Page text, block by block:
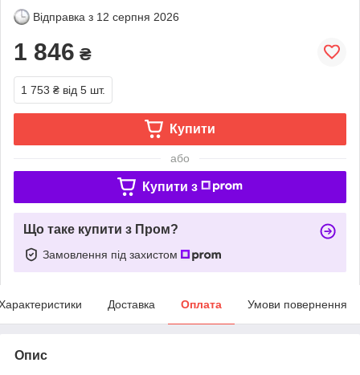
Відправка з 12 серпня 2026
1 846 ₴
1 753 ₴ від 5 шт.
Купити
або
Купити з
Що таке купити з Пром?
Замовлення під захистом
Доставка Оплата Умови повернення
Опис